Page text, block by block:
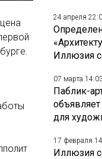
24 апреля
Иллюзия
07 марта
Паблик-
для
17 февраля
Иллюзия